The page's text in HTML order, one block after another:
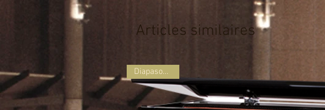
Articles similaires
Diapason d'Or